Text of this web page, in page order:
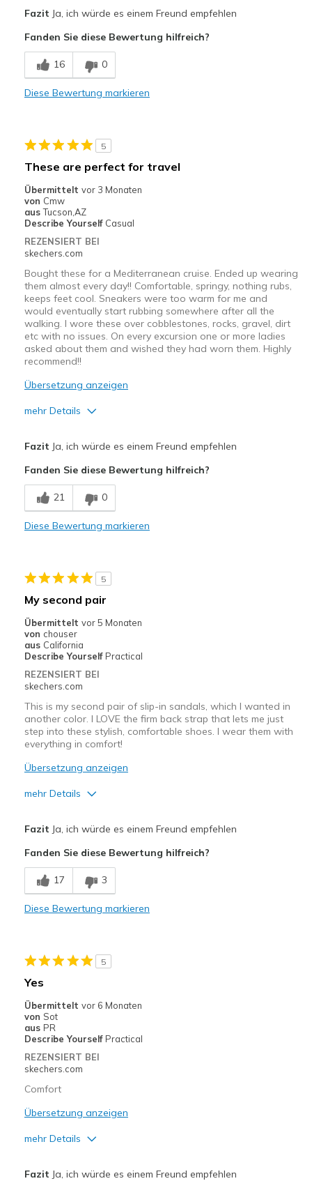
Geeignete Verwendung
Casual Wear
View On Shoes
I'm Really Into Shoes
Fazit Ja, ich würde es einem Freund empfehlen
Fanden Sie diese Bewertung hilfreich?
16 0
Diese Bewertung markieren
5
These are perfect for travel
Übermittelt vor 3 Monaten
von Cmw
aus Tucson,AZ
Describe Yourself Casual
REZENSIERT BEI
skechers.com
Bought these for a Mediterranean cruise. Ended up wearing
them almost every day!! Comfortable, springy, nothing rubs,
keeps feet cool. Sneakers were too warm for me and
would eventually start rubbing somewhere after all the
walking. I wore these over cobblestones, rocks, gravel, dirt
etc with no issues. On every excursion one or more ladies
asked about them and wished they had worn them. Highly
recommend!!
Übersetzung anzeigen
mehr Details
Comfortable
Durable
Travel
Width
Feels true to width
Sizing
View On Shoes
I'm Into Shoes
Fazit Ja, ich würde es einem Freund empfehlen
Fanden Sie diese Bewertung hilfreich?
21 0
Diese Bewertung markieren
5
My second pair
Übermittelt vor 5 Monaten
von chouser
aus California
Describe Yourself Practical
REZENSIERT BEI
skechers.com
This is my second pair of slip-in sandals, which I wanted in
another color. I LOVE the firm back strap that lets me just
step into these stylish, comfortable shoes. I wear them with
everything in comfort!
Übersetzung anzeigen
mehr Details
Comfortable
Durable
Going Out
Width
Sizing
Feels half size too small
Fazit Ja, ich würde es einem Freund empfehlen
Fanden Sie diese Bewertung hilfreich?
17 3
Diese Bewertung markieren
5
Yes
Übermittelt vor 6 Monaten
von Sot
aus PR
Describe Yourself Practical
REZENSIERT BEI
skechers.com
Comfort
Übersetzung anzeigen
mehr Details
Fazit Ja, ich würde es einem Freund empfehlen